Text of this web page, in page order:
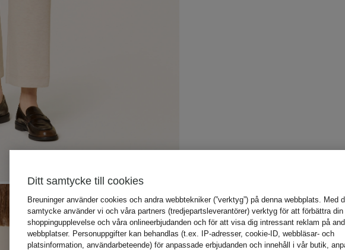
Ditt samtycke till cookies
Breuninger använder cookies och andra webbtekniker (”verktyg”) på denna webbplats. Med
samtycke använder vi och våra partners (tredjepartsleverantörer) verktyg för att förbättra din
shoppingupplevelse och våra onlineerbjudanden och för att visa dig intressant reklam på
webbplatser. Personuppgifter kan behandlas (t.ex. IP-adresser, cookie-ID, webbläsar- och
platsinformation, användarbeteende) för anpassade erbjudanden och innehåll i vår butik,